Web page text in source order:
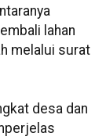
lahan
melalui surat
desa dan